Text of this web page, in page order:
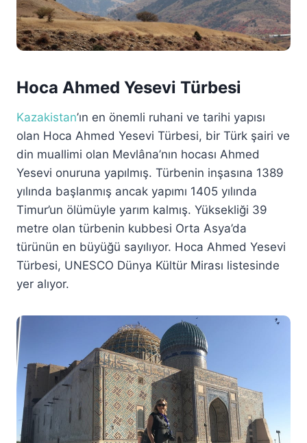
Hoca Ahmed Yesevi Türbesi
Kazakistan’ın en önemli ruhani ve tarihi yapısı
olan Hoca Ahmed Yesevi Türbesi, bir Türk şairi ve
din muallimi olan Mevlâna’nın hocası Ahmed
Yesevi onuruna yapılmış. Türbenin inşasına 1389
yılında başlanmış ancak yapımı 1405 yılında
Timur’un ölümüyle yarım kalmış. Yüksekliği 39
metre olan türbenin kubbesi Orta Asya’da
türünün en büyüğü sayılıyor. Hoca Ahmed Yesevi
Türbesi, UNESCO Dünya Kültür Mirası listesinde
yer alıyor.